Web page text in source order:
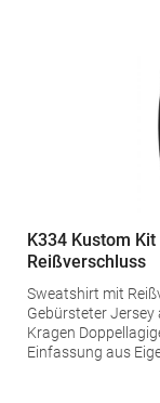
K334 Kustom
Reißverschluss
Sweatshirt mit
Gebürsteter Jersey auf der
Kragen Doppellagige Vollnadel-Ripp-Ärmelabschluss und -
Einfassung aus Eigenmaterial